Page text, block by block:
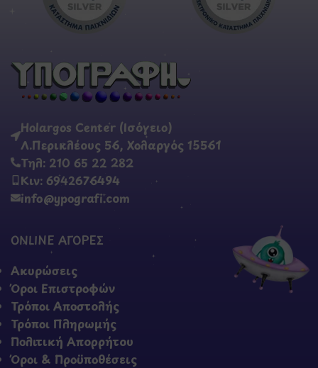
Holargos Center (Ισόγειο)
Λ.Περικλέους 56, Χολαργός 15561
Τηλ: 210 65 22 282
Κιν: 6942676494
info@ypografi.com
ONLINE ΑΓΟΡΕΣ
Ακυρώσεις
Όροι Επιστροφών
Τρόποι Αποστολής
Τρόποι Πληρωμής
Πολιτική Απορρήτου
Όροι & Προϋποθέσεις